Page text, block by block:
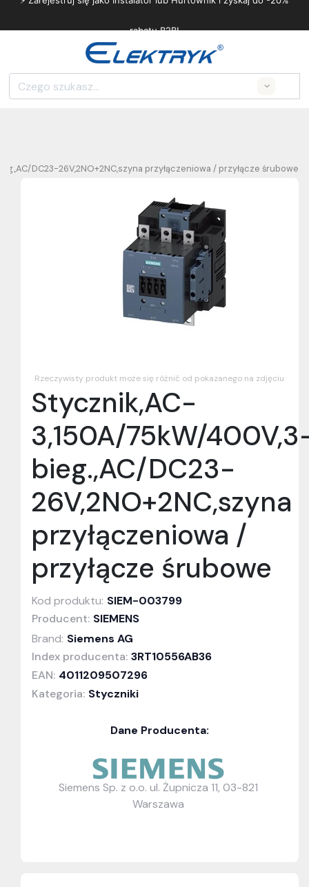
rabatu B2B!
DC23-26V,2NO+2NC,szyna przyłączeniowa / przyłącze śrubowe
Rzeczywisty produkt może się różnić od pokazanego na zdjęciu
Stycznik,AC-
3,150A/75kW/
bieg.,AC/DC23-
26V,2NO+2NC,szyna
przyłączeniowa /
przyłącze śrubowe
Kod produktu: SIEM-003799
Producent: SIEMENS
Brand: Siemens AG
Index producenta: 3RT10556AB36
EAN: 4011209507296
Kategoria: Styczniki
Dane Producenta:
Siemens Sp. z o.o. ul. Żupnicza 11, 03-821
Warszawa